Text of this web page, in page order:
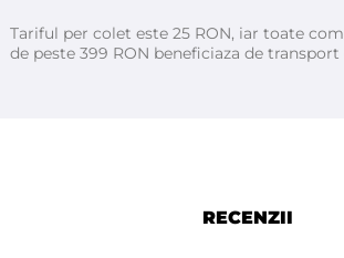
Tariful per colet este 25 RON, iar toate
de peste 399 RON beneficiaza de
RECENZII